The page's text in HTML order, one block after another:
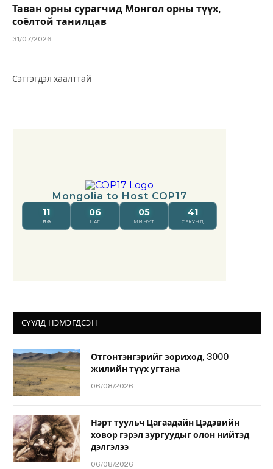
Таван орны сурагчид Монгол орны түүх,
соёлтой танилцав
31/07/2026
Сэтгэгдэл хаалттай
СҮҮЛД НЭМЭГДСЭН
Отгонтэнгэрийг зориход, 3000
жилийн түүх угтана
06/08/2026
Нэрт туульч Цагаадайн Цэдэвийн
ховор гэрэл зургуудыг олон нийтэд
дэлгэлээ
06/08/2026